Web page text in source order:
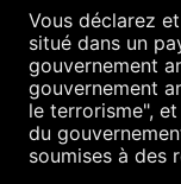
Vous déclarez
situé dans un
gouvernement
gouvernement
le terrorisme",
du
soumises à des